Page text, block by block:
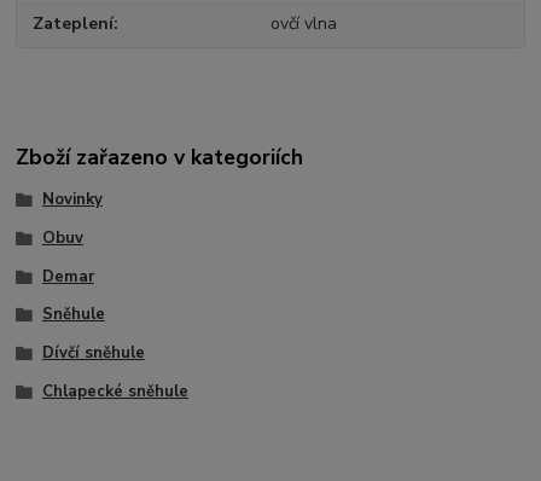
Zateplení ovčí vlna
Zboží zařazeno v kategoriích
Novinky
Obuv
Demar
Sněhule
Dívčí sněhule
Chlapecké sněhule